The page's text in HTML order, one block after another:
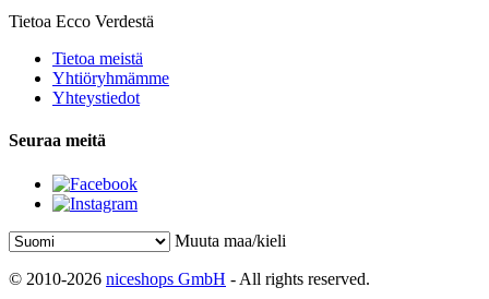
Tietoa Ecco Verdestä
Tietoa meistä
Yhtiöryhmämme
Yhteystiedot
Seuraa meitä
Muuta maa/kieli
© 2010-2026 niceshops GmbH - All rights reserved.